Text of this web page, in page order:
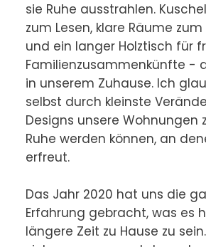
sie Ruhe ausstrahlen.
zum Lesen, klare Räume
und ein langer Holztisch für
Familienzusammenkünfte -
in unserem Zuhause. Ich
selbst durch kleinste
Designs unsere Wohnungen
Ruhe werden können, an
erfreut.
Das Jahr 2020 hat uns die
Erfahrung gebracht, was es
längere Zeit zu Hause zu